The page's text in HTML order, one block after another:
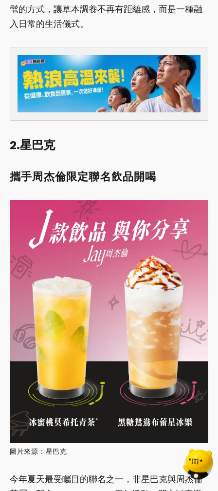
髦的方式，讓草本調養不再有距離感，而是一種融
入日常的生活儀式。
2.星巴克
攜手周杰倫限定聯名飲品開喝
圖片來源：星巴克
今年夏天最受矚目的聯名之一，非星巴克與周杰倫